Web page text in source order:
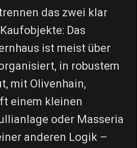
das zwei klar
Das
ist meist über
in robustem
mit Olivenhain,
einem kleinen
oder Masseria
anderen Logik –